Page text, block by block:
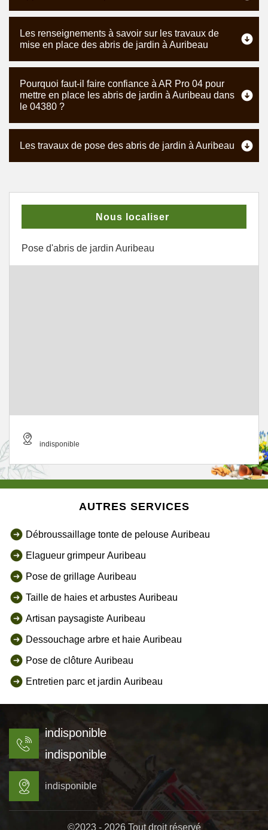
Les renseignements à savoir sur les travaux de
mise en place des abris de jardin à Auribeau
Pourquoi faut-il faire confiance à AR Pro 04 pour
mettre en place les abris de jardin à Auribeau dans
le 04380 ?
Les travaux de pose des abris de jardin à Auribeau
Nous localiser
Pose d'abris de jardin Auribeau
indisponible
AUTRES SERVICES
Débroussaillage tonte de pelouse Auribeau
Elagueur grimpeur Auribeau
Pose de grillage Auribeau
Taille de haies et arbustes Auribeau
Artisan paysagiste Auribeau
Dessouchage arbre et haie Auribeau
Pose de clôture Auribeau
Entretien parc et jardin Auribeau
indisponible
indisponible
indisponible
©2023 - 2026 Tout droit réservé